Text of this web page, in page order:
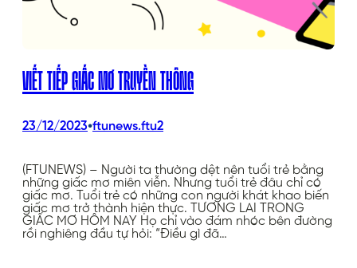
VIẾT TIẾP GIẤC MƠ TRUYỀN THÔNG
23/12/2023•ftunews.ftu2
(FTUNEWS) – Người ta thường dệt nên tuổi trẻ bằng
những giấc mơ miên viễn. Nhưng tuổi trẻ đâu chỉ có
giấc mơ. Tuổi trẻ có những con người khát khao biến
giấc mơ trở thành hiện thực. TƯƠNG LAI TRONG
GIẤC MƠ HÔM NAY Họ chỉ vào đám nhóc bên đường
rồi nghiêng đầu tự hỏi: “Điều gì đã…